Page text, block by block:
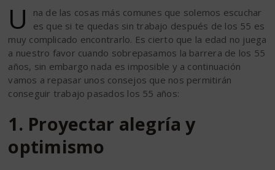
U
na de las cosas más comunes que solemos escuchar
es que si te quedas sin trabajo después de los 55 es
muy complicado encontrarlo. Es cierto que la edad no juega
a nuestro favor cuando sobrepasamos la barrera de los 55
años, sin embargo nada es imposible y a continuación
vamos a repasar unos consejos que nos permitirán
conseguir trabajo pasados los 55 años:
1. Proyectar alegría y
optimismo